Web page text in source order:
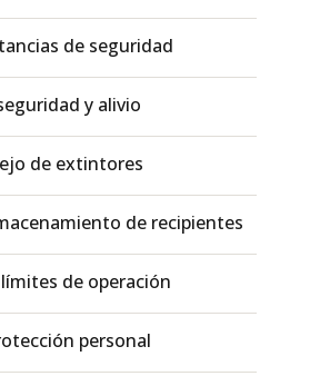
de seguridad
y alivio
de extintores
de recipientes
de operación
personal